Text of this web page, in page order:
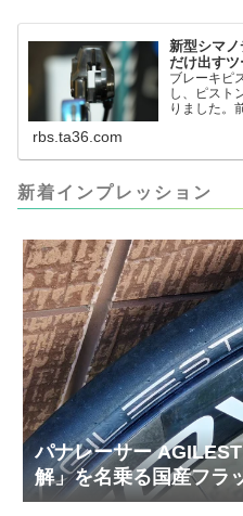
るのかとい
新型シマ
だけ出す
ブレーキピ
し、ピスト
りました。
って、オ
ましたが、
内部の汚れ
の...
rbs.ta36.com
新着インプレッション
パナレーサー
解」を名乗る国産フラ